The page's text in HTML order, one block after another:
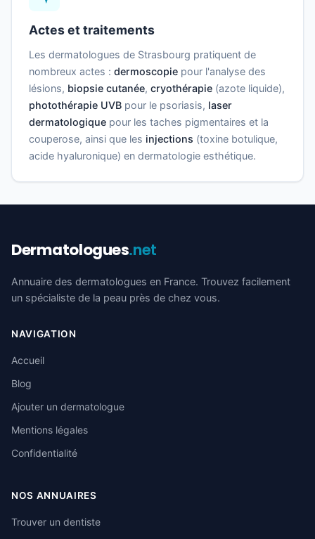
Actes et traitements
Les dermatologues de Strasbourg pratiquent de
nombreux actes : dermoscopie pour l'analyse des
lésions, biopsie cutanée, cryothérapie (azote liquide),
photothérapie UVB pour le psoriasis, laser
dermatologique pour les taches pigmentaires et la
couperose, ainsi que les injections (toxine botulique,
acide hyaluronique) en dermatologie esthétique.
Dermatologues.net
Annuaire des dermatologues en France. Trouvez facilement
un spécialiste de la peau près de chez vous.
NAVIGATION
Accueil
Blog
Ajouter un dermatologue
Mentions légales
Confidentialité
NOS ANNUAIRES
Trouver un dentiste